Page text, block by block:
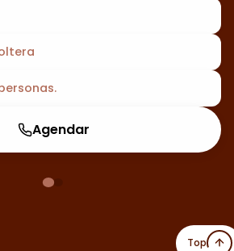
Agendar
Top